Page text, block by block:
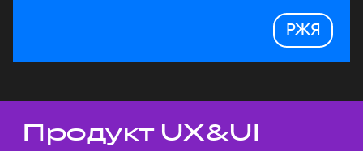
РЖЯ
Темы докладов
Продукт UX&UI